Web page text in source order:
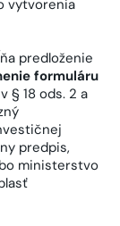
vytvorenia
predloženie
formuláru
§ 18 ods. 2 a
predpis,
ministerstvo